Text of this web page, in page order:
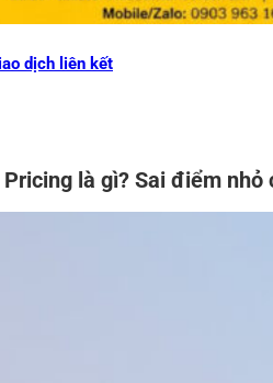
dịch liên kết
là gì? Sai điểm